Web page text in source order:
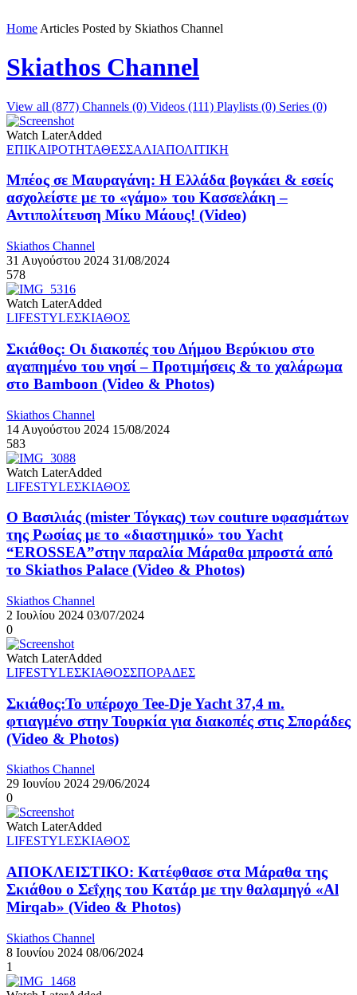
Home Articles Posted by Skiathos Channel
Skiathos Channel
View all (877) Channels (0) Videos (111) Playlists (0) Series (0)
Watch LaterAdded
ΕΠΙΚΑΙΡΟΤΗΤΑΘΕΣΣΑΛΙΑΠΟΛΙΤΙΚΗ
Μπέος σε Μαυραγάνη: Η Ελλάδα βογκάει & εσείς
ασχολείστε με το «γάμο» του Κασσελάκη –
Αντιπολίτευση Μίκυ Μάους! (Video)
Skiathos Channel
31 Αυγούστου 2024 31/08/2024
578
Watch LaterAdded
LIFESTYLEΣΚΙΑΘΟΣ
Σκιάθος: Οι διακοπές του Δήμου Βερύκιου στο
αγαπημένο του νησί – Προτιμήσεις & το χαλάρωμα
στο Bamboon (Video & Photos)
Skiathos Channel
14 Αυγούστου 2024 15/08/2024
583
Watch LaterAdded
LIFESTYLEΣΚΙΑΘΟΣ
Ο Βασιλιάς (mister Τόγκας) των couture υφασμάτων
της Ρωσίας με το «διαστημικό» του Yacht
“EROSSEA”στην παραλία Μάραθα μπροστά από
το Skiathos Palace (Video & Photos)
Skiathos Channel
2 Ιουλίου 2024 03/07/2024
0
Watch LaterAdded
LIFESTYLEΣΚΙΑΘΟΣΣΠΟΡΑΔΕΣ
Σκιάθος:Το υπέροχο Tee-Dje Yacht 37,4 m.
φτιαγμένο στην Τουρκία για διακοπές στις Σποράδες
(Video & Photos)
Skiathos Channel
29 Ιουνίου 2024 29/06/2024
0
Watch LaterAdded
LIFESTYLEΣΚΙΑΘΟΣ
ΑΠΟΚΛΕΙΣΤΙΚΟ: Κατέφθασε στα Μάραθα της
Σκιάθου ο Σεΐχης του Κατάρ με την θαλαμηγό «Al
Mirqab» (Video & Photos)
Skiathos Channel
8 Ιουνίου 2024 08/06/2024
1